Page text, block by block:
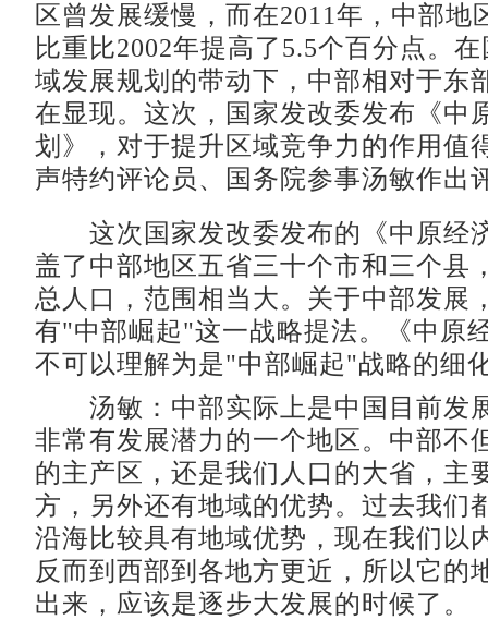
区曾发展缓慢，而在2011年，中部地
比重比2002年提高了5.5个百分点。
域发展规划的带动下，中部相对于东
在显现。这次，国家发改委发布《中
划》，对于提升区域竞争力的作用值
声特约评论员、国务院参事汤敏作出
这次国家发改委发布的《中原经
盖了中部地区五省三十个市和三个县
总人口，范围相当大。关于中部发展
有"中部崛起"这一战略提法。《中原
不可以理解为是"中部崛起"战略的细
汤敏：中部实际上是中国目前发
非常有发展潜力的一个地区。中部不
的主产区，还是我们人口的大省，主
方，另外还有地域的优势。过去我们
沿海比较具有地域优势，现在我们以
反而到西部到各地方更近，所以它的
出来，应该是逐步大发展的时候了。